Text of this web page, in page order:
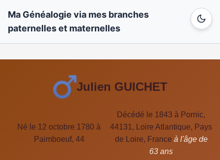
Ma Généalogie via mes branches
paternelles et maternelles
Julien GUICHET
Né le 12 octobre 1780 à
Paimboeuf, 44
Décédé le 1843 à Pornic,
44131, Loire Atlantique, Pays
de Loire, France à l'âge de
63 ans